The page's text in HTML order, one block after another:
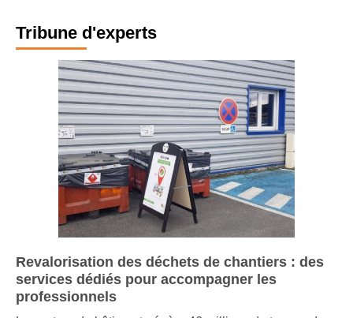
Tribune d'experts
Revalorisation des déchets de chantiers : des
services dédiés pour accompagner les
professionnels